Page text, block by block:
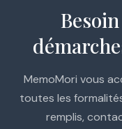
MemoMori vous
toutes les
remplis,